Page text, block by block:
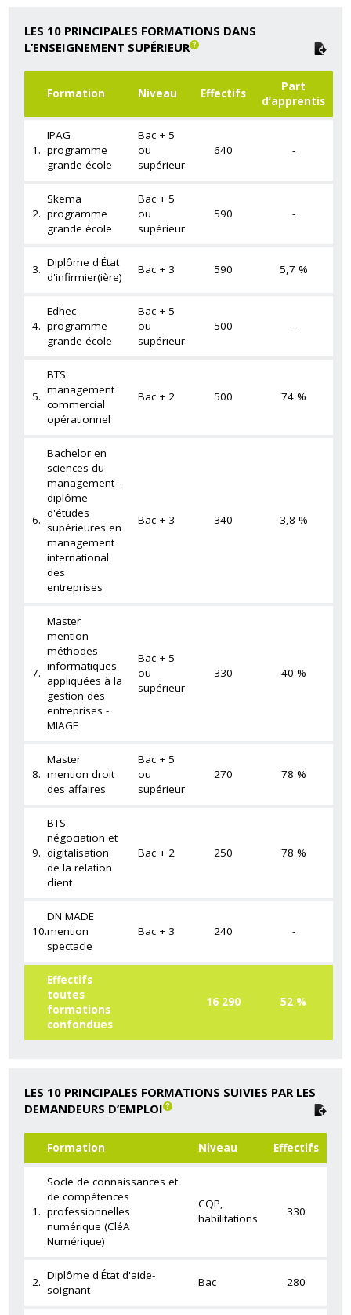
LES 10 PRINCIPALES FORMATIONS DANS
L’ENSEIGNEMENT SUPÉRIEUR
Formation Niveau Effectifs
Part
d’apprentis
1.
IPAG
programme
grande école
Bac + 5
ou
supérieur
640 -
2.
Skema
programme
grande école
Bac + 5
ou
supérieur
590 -
3. Diplôme d'État
d'infirmier(ière)
Bac + 3 590 5,7 %
4.
Edhec
programme
grande école
Bac + 5
ou
supérieur
500 -
5.
BTS
management
commercial
opérationnel
Bac + 2 500 74 %
6.
Bachelor en
sciences du
management -
diplôme
d'études
supérieures en
management
international
des
entreprises
Bac + 3 340 3,8 %
7.
Master
mention
méthodes
informatiques
appliquées à la
gestion des
entreprises -
MIAGE
Bac + 5
ou
supérieur
330 40 %
8.
Master
mention droit
des affaires
Bac + 5
ou
supérieur
270 78 %
9.
BTS
négociation et
digitalisation
de la relation
client
Bac + 2 250 78 %
10.
DN MADE
mention
spectacle
Bac + 3 240 -
Effectifs
toutes
formations
confondues
16 290 52 %
LES 10 PRINCIPALES FORMATIONS SUIVIES PAR LES
DEMANDEURS D’EMPLOI
Formation Niveau Effectifs
1.
Socle de connaissances et
de compétences
professionnelles
numérique (CléA
Numérique)
CQP,
habilitations
330
2. Diplôme d'État d'aide-
soignant
Bac 280